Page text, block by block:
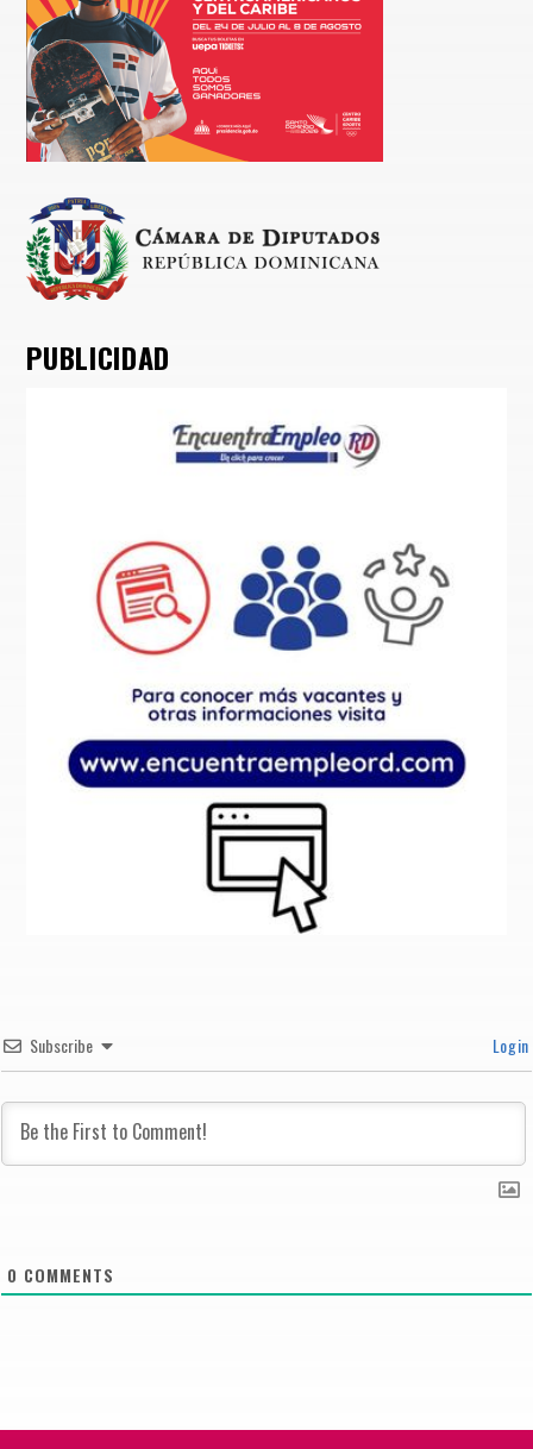
PUBLICIDAD
Subscribe Login
0 COMMENTS